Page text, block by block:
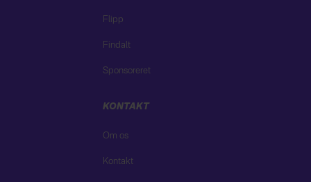
Flipp
Findalt
Sponsoreret
KONTAKT
Om os
Kontakt